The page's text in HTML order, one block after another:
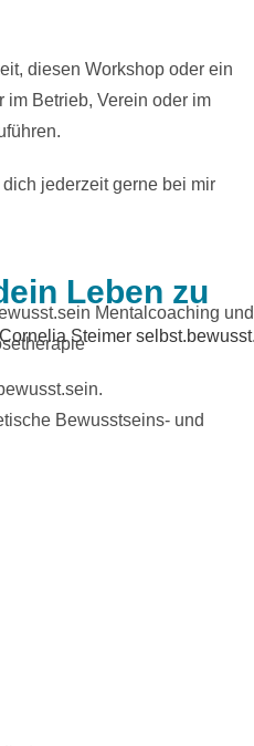
diesen Workshop oder ein
im Betrieb, Verein oder im
jederzeit gerne bei mir
Leben zu
Bewusstseins- und